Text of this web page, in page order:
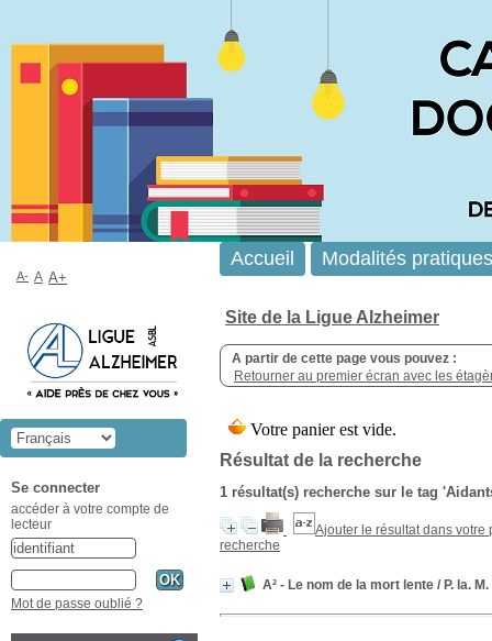
Site de la Ligue Alzheimer
A partir de cette page vous pouvez :
Retourner au premier écran avec les
Résultat de la recherche
1 résultat(s) recherche sur le tag
Ajouter le résultat dans votre
recherche
A² - Le nom de la mort lente / P. la. M.
Accueil Modalités pratiques
A- A A+
Se connecter
accéder à votre compte de
lecteur
Mot de passe oublié ?